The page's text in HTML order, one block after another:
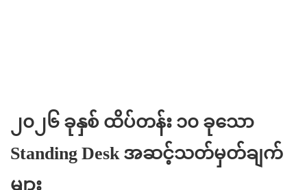
၂၀၂၆ ခုနှစ် ထိပ်တန်း ၁၀ ခုသော
Standing Desk အဆင့်သတ်မှတ်ချက်
များ